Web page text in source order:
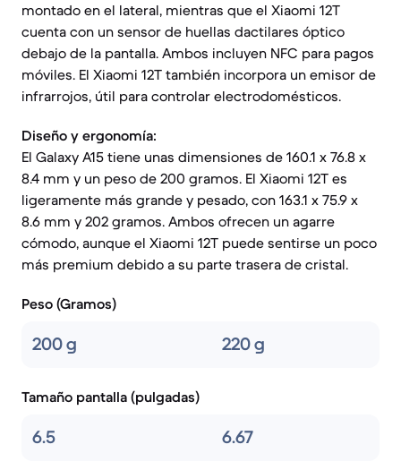
montado en el lateral, mientras que el Xiaomi 12T
cuenta con un sensor de huellas dactilares óptico
debajo de la pantalla. Ambos incluyen NFC para pagos
móviles. El Xiaomi 12T también incorpora un emisor de
infrarrojos, útil para controlar electrodomésticos.
Diseño y ergonomía:
El Galaxy A15 tiene unas dimensiones de 160.1 x 76.8 x
8.4 mm y un peso de 200 gramos. El Xiaomi 12T es
ligeramente más grande y pesado, con 163.1 x 75.9 x
8.6 mm y 202 gramos. Ambos ofrecen un agarre
cómodo, aunque el Xiaomi 12T puede sentirse un poco
más premium debido a su parte trasera de cristal.
Peso (Gramos)
200 g 220 g
Tamaño pantalla (pulgadas)
6.5 6.67